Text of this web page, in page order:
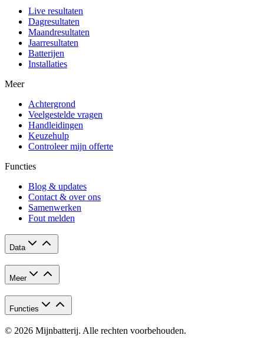
Live resultaten
Dagresultaten
Maandresultaten
Jaarresultaten
Batterijen
Installaties
Meer
Achtergrond
Veelgestelde vragen
Handleidingen
Keuzehulp
Controleer mijn offerte
Functies
Blog & updates
Contact & over ons
Samenwerken
Fout melden
Data
Meer
Functies
© 2026 Mijnbatterij. Alle rechten voorbehouden.